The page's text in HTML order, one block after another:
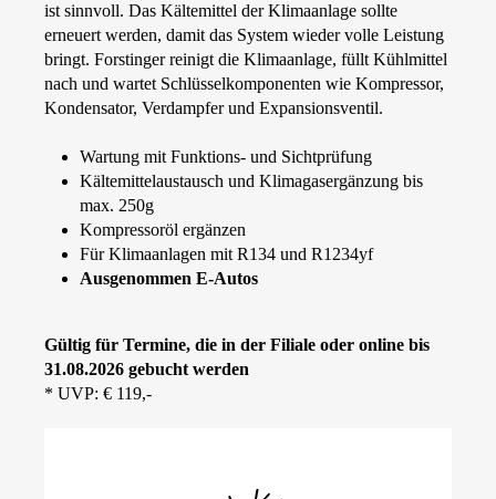
ist sinnvoll. Das Kältemittel der Klimaanlage sollte
erneuert werden, damit das System wieder volle Leistung
bringt. Forstinger reinigt die Klimaanlage, füllt Kühlmittel
nach und wartet Schlüsselkomponenten wie Kompressor,
Kondensator, Verdampfer und Expansionsventil.
Wartung mit Funktions- und Sichtprüfung
Kältemittelaustausch und Klimagasergänzung bis
max. 250g
Kompressoröl ergänzen
Für Klimaanlagen mit R134 und R1234yf
Ausgenommen E-Autos
Gültig für Termine, die in der Filiale oder online bis
31.08.2026 gebucht werden
* UVP: € 119,-